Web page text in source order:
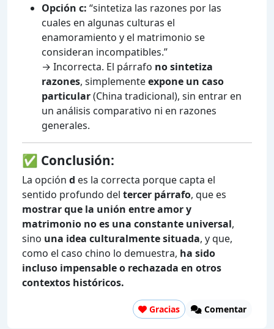
Opción c: “sintetiza las razones por las
cuales en algunas culturas el
enamoramiento y el matrimonio se
consideran incompatibles.”
→ Incorrecta. El párrafo no sintetiza
razones, simplementeexpone un caso
particular(China tradicional), sin entrar en
un análisis comparativo ni en razones
generales.
✅ Conclusión:
La opción d es la correcta porque capta el
sentido profundo del tercer párrafo, que es
mostrar que la unión entre amor y
matrimonio no es una constante universal,
sino una idea culturalmente situada, y que,
como el caso chino lo demuestra, ha sido
incluso impensable o rechazada en otros
contextos históricos.
Gracias Comentar